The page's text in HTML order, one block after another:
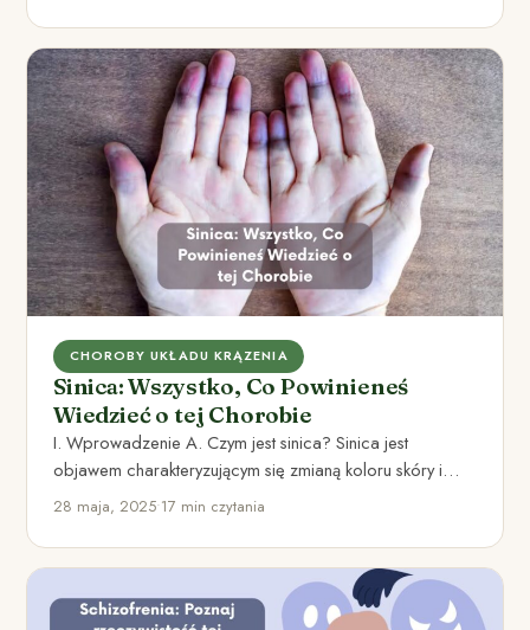
CHOROBY UKŁADU KRĄZENIA
Sinica: Wszystko, Co Powinieneś
Wiedzieć o tej Chorobie
I. Wprowadzenie A. Czym jest sinica? Sinica jest
objawem charakteryzującym się zmianą koloru skóry i
błon śluzowych na…
28 maja, 2025•17 min czytania